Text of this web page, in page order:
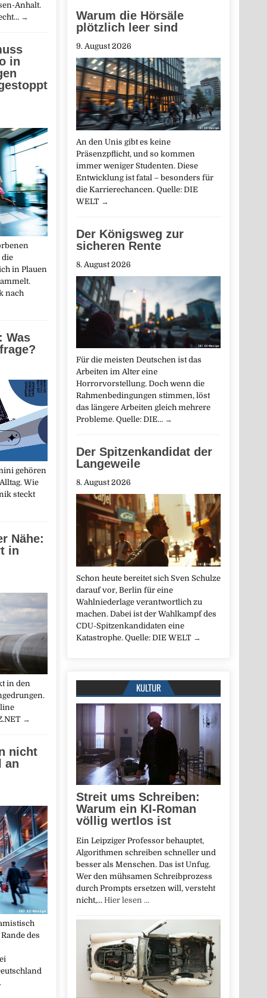
Warum die Hörsäle
plötzlich leer sind
9. August 2026
An den Unis gibt es keine
Präsenzpflicht, und so kommen
immer weniger Studenten. Diese
Entwicklung ist fatal – besonders für
die Karrierechancen. Quelle: DIE
WELT →
Der Königsweg zur
sicheren Rente
8. August 2026
Für die meisten Deutschen ist das
Arbeiten im Alter eine
Horrorvorstellung. Doch wenn die
Rahmenbedingungen stimmen, löst
das längere Arbeiten gleich mehrere
Probleme. Quelle: DIE… →
Der Spitzenkandidat der
Langeweile
8. August 2026
Schon heute bereitet sich Sven Schulze
darauf vor, Berlin für eine
Wahlniederlage verantwortlich zu
machen. Dabei ist der Wahlkampf des
CDU-Spitzenkandidaten eine
Katastrophe. Quelle: DIE WELT →
KULTUR
Streit ums Schreiben:
Warum ein KI-Roman
völlig wertlos ist
Ein Leipziger Professor behauptet,
Algorithmen schreiben schneller und
besser als Menschen. Das ist Unfug.
Wer den mühsamen Schreibprozess
durch Prompts ersetzen will, versteht
nicht,… Hier lesen …
Anhalt.
→
in
die
in Plauen
nach
Was
gehören
Wie
steckt
Nähe:
in
in den
→
nicht
an
des